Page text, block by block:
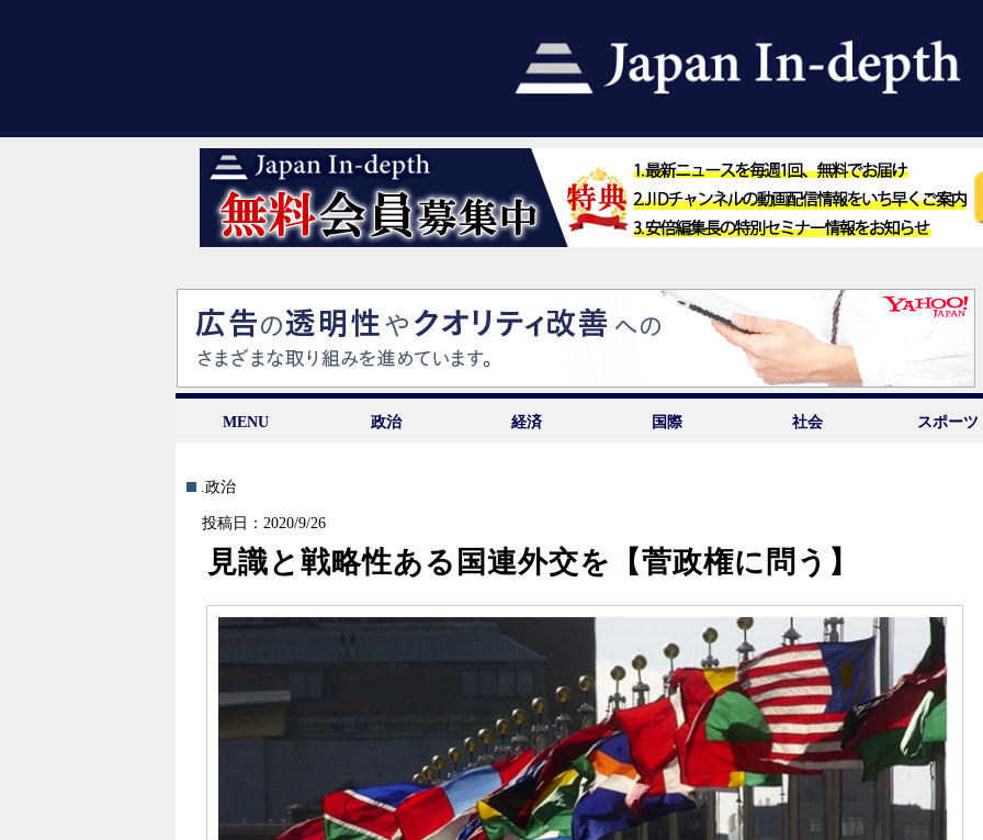
MENU 政治 経済 国際 社会 スポーツ
.政治
投稿日：2020/9/26
見識と戦略性ある国連外交を【菅政権に問う】